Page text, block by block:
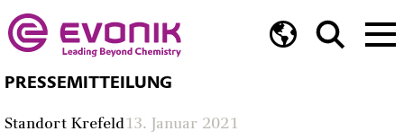
PRESSEMITTEILUNG
Standort Krefeld13. Januar 2021